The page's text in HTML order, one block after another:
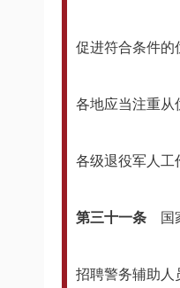
促进符合条件的
各地应当注重从
各级退役军人工
第三十一条 国
招聘警务辅助人